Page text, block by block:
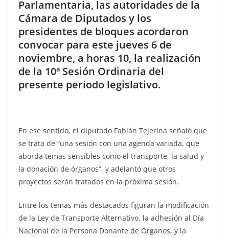
Parlamentaria, las autoridades de la
Cámara de Diputados y los
presidentes de bloques acordaron
convocar para este jueves 6 de
noviembre, a horas 10, la realización
de la 10ª Sesión Ordinaria del
presente período legislativo.
En ese sentido, el diputado Fabián Tejerina señaló que
se trata de “una sesión con una agenda variada, que
aborda temas sensibles como el transporte, la salud y
la donación de órganos”, y adelantó que otros
proyectos serán tratados en la próxima sesión.
Entre los temas más destacados figuran la modificación
de la Ley de Transporte Alternativo, la adhesión al Día
Nacional de la Persona Donante de Órganos, y la